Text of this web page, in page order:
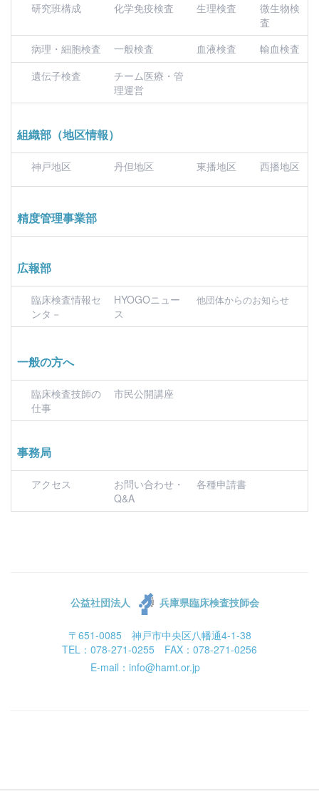
研究班構成 化学免疫検査 生理検査
微生物検
査
病理・細胞検査
一般検査 血液検査
輸血検査
遺伝子検査
チーム医療・管
理運営
組織部（地区情報）
神戸地区 丹但地区 東播地区 西播地区
精度管理事業部
広報部
臨床検査情報セ
ンタ－
HYOGOニュー
ス
他団体からのお知らせ
一般の方へ
臨床検査技師の
仕事
市民公開講座
事務局
アクセス
お問い合わせ・
Q&A
各種申請書
公益社団法人 兵庫県臨床検査技師会
〒651-0085 神戸市中央区八幡通4-1-38
TEL：078-271-0255 FAX：078-271-0256
E-mail：info@hamt.or.jp